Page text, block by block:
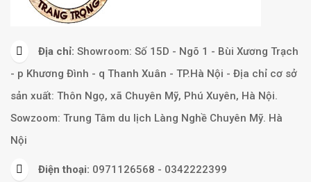
Địa chỉ: Showroom: Số 15D - Ngõ 1 - Bùi Xương Trạch
- p Khương Đình - q Thanh Xuân - TP.Hà Nội - Địa chỉ cơ sở
sản xuất: Thôn Ngọ, xã Chuyên Mỹ, Phú Xuyên, Hà Nội.
Sowzoom: Trung Tâm du lịch Làng Nghề Chuyên Mỹ. Hà
Nội
Điện thoại: 0971126568 - 0342222399